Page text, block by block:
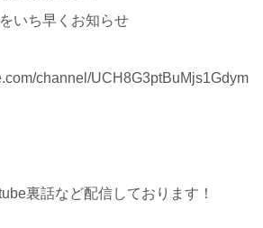
いち早くお知らせ
channel/UCH8G3ptBuMjs1Gdym
裏話など配信しております！